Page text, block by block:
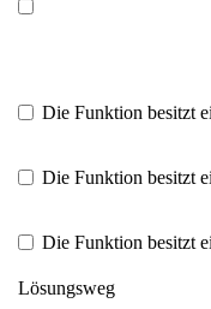
Die Funktion besitzt
Die Funktion besitzt
Die Funktion besitzt
Lösungsweg